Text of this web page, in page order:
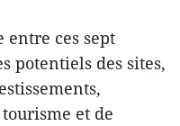
entre ces sept
potentiels des sites,
et de